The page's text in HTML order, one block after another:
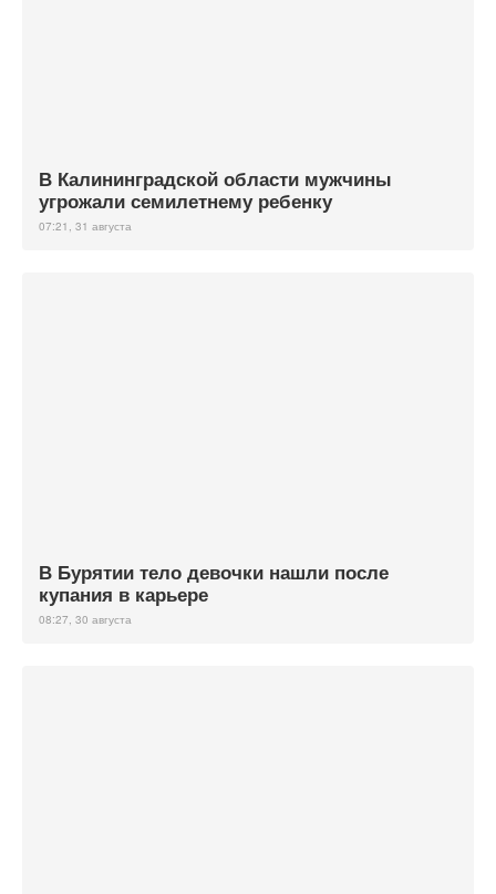
В Калининградской области мужчины
угрожали семилетнему ребенку
07:21, 31 августа
В Бурятии тело девочки нашли после
купания в карьере
08:27, 30 августа